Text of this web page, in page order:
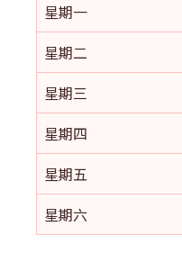
星期一
星期二
星期三
星期四
星期五
星期六